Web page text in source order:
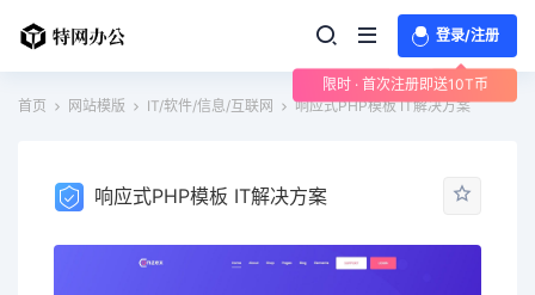
登录/注册
限时 · 首次注册即送10T币
首页
网站模版 IT/软件/信息/互联网 响应式PHP模板 IT解决方案
响应式PHP模板 IT解决方案